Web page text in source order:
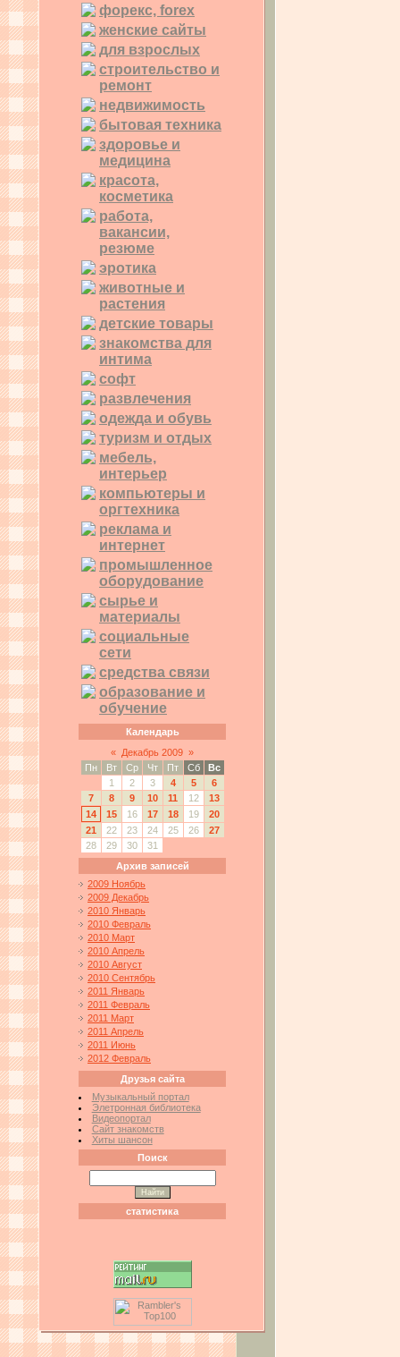
форекс, forex
женские сайты
для взрослых
строительство и
ремонт
недвижимость
бытовая техника
здоровье и
медицина
красота,
косметика
работа,
вакансии,
резюме
эротика
животные и
растения
детские товары
знакомства для
интима
софт
развлечения
одежда и обувь
туризм и отдых
мебель,
интерьер
компьютеры и
оргтехника
реклама и
интернет
промышленное
оборудование
сырье и
материалы
социальные
сети
средства связи
образование и
обучение
Календарь
« Декабрь 2009 »
Пн
Вт Ср Чт Пт Сб
Вс
1
2 3 4 5
6
7
8 9 10 11 12
13
14
15 16 17 18 19
20
21
22 23 24 25 26
27
28
29 30
31
Архив записей
2009 Ноябрь
2009 Декабрь
2010 Январь
2010 Февраль
2010 Март
2010 Апрель
2010 Август
2010 Сентябрь
2011 Январь
2011 Февраль
2011 Март
2011 Апрель
2011 Июнь
2012 Февраль
Друзья сайта
Музыкальный портал
Элетронная библиотека
Видеопортал
Сайт знакомств
Хиты шансон
Поиск
статистика